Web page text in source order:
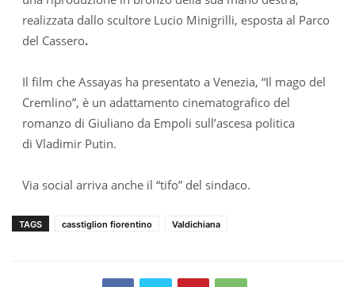
realizzata dallo scultore Lucio Minigrilli, esposta al Parco
del Cassero.
Il film che Assayas ha presentato a Venezia, “Il mago del
Cremlino”, è un adattamento cinematografico del
romanzo di Giuliano da Empoli sull’ascesa politica
di Vladimir Putin.
Via social arriva anche il “tifo” del sindaco.
TAGS casstiglion fiorentino Valdichiana